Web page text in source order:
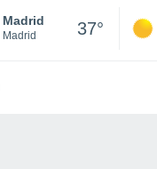
Madrid
Madrid 37°